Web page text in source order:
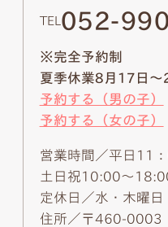
TEL 052-
※完全予約制
夏季休業8月17日～
予約する（男の子）
予約する（女の子）
営業時間／平日11
土日祝10:00～
定休日／水・木曜日
住所／〒460-0003